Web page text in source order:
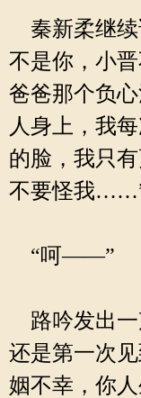
秦新柔继续
不是你，小
爸爸那个负
人身上，我
的脸，我只
不要怪我
“呵——”
路吟发出一
还是第一次
姻不幸，你